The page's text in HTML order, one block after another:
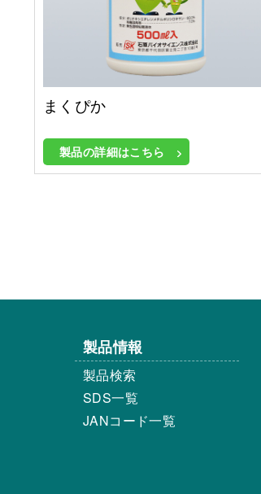
まくぴか
製品の詳細はこちら
製品情報
製品検索
SDS一覧
JANコード一覧